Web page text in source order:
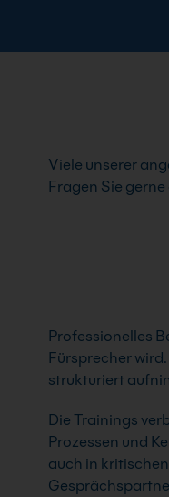
Viele unserer
Fragen Sie
Professionelles
Fürsprecher
strukturiert
Die Trainings
Prozessen und
auch in